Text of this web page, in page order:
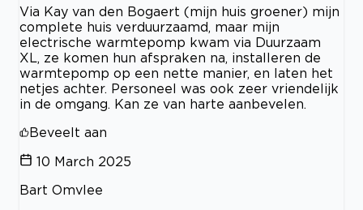
Via Kay van den Bogaert (mijn huis groener) mijn
complete huis verduurzaamd, maar mijn
electrische warmtepomp kwam via Duurzaam
XL, ze komen hun afspraken na, installeren de
warmtepomp op een nette manier, en laten het
netjes achter. Personeel was ook zeer vriendelijk
in de omgang. Kan ze van harte aanbevelen.
Beveelt aan
10 March 2025
Bart Omvlee